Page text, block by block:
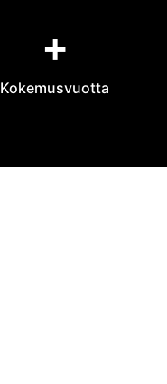
+
Kokemusvuotta